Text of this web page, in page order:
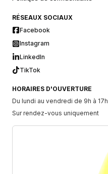
RÉSEAUX SOCIAUX
Facebook
Instagram
LinkedIn
TikTok
HORAIRES D'OUVERTURE
Du lundi au vendredi de 9h à 17h
Sur rendez-vous uniquement